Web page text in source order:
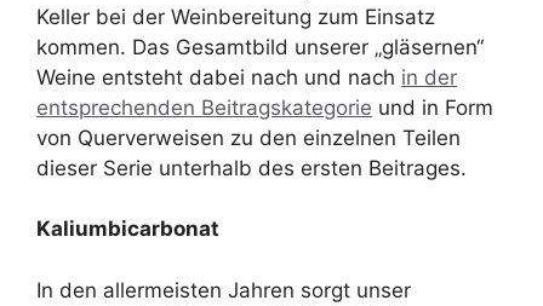
Keller bei der Weinbereitung zum Einsatz
kommen. Das Gesamtbild unserer „gläsernen“
Weine entsteht dabei nach und nach in der
entsprechenden Beitragskategorie und in Form
von Querverweisen zu den einzelnen Teilen
dieser Serie unterhalb des ersten Beitrages.
Kaliumbicarbonat
In den allermeisten Jahren sorgt unser